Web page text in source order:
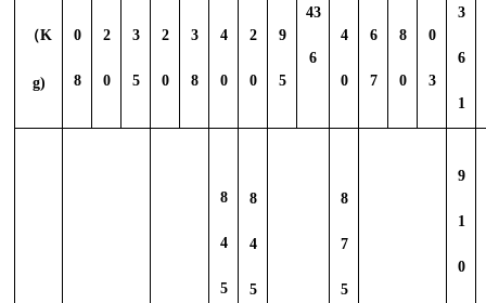
（K
g)
0
8
2
0
3
5
2
0
3
8
4
0
2
0
9
5
43
6
4
0
6
7
8
0
0
3
3
6
1
8
4
5
8
4
5
8
7
5
9
1
0